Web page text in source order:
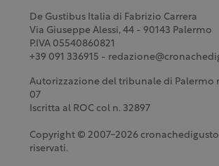
De Gustibus Italia di Fabrizio Carrera
Via Giuseppe Alessi, 44 - 90143 Palermo
P.IVA 05540860821
+39 091 336915 -
Autorizzazione del tribunale di Palermo
07
Iscritta al ROC col n. 32897
Copyright © 2007-2026
riservati.